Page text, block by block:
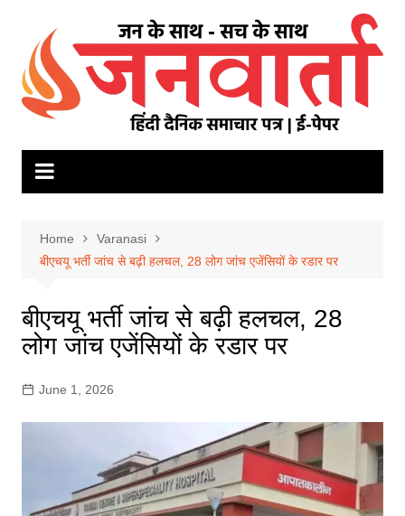
content
Home
Varanasi
बीएचयू भर्ती जांच से बढ़ी हलचल, 28 लोग जांच एजेंसियों के रडार पर
बीएचयू भर्ती जांच से बढ़ी हलचल, 28
लोग जांच एजेंसियों के रडार पर
June 1, 2026